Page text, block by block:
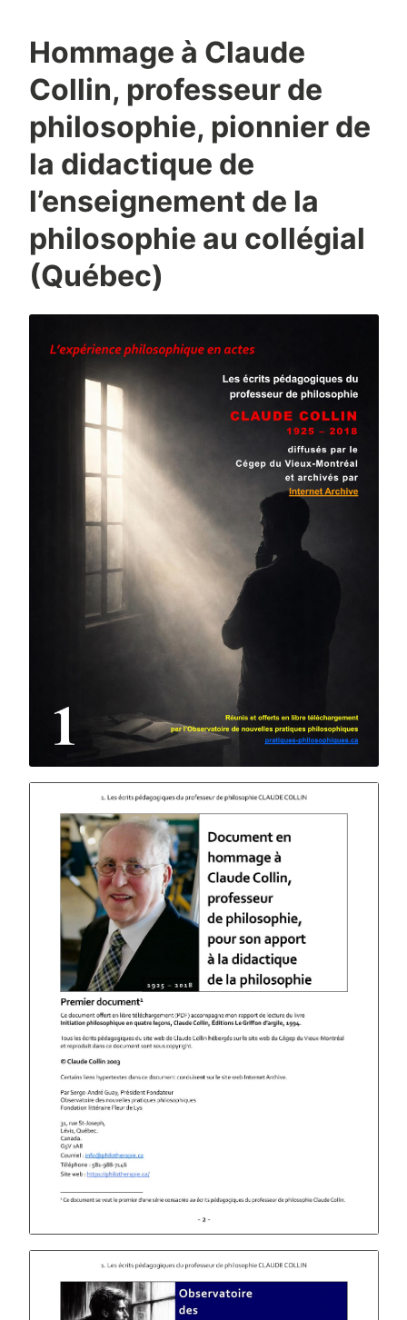
Hommage à Claude
Collin, professeur de
philosophie, pionnier de
la didactique de
l’enseignement de la
philosophie au collégial
(Québec)